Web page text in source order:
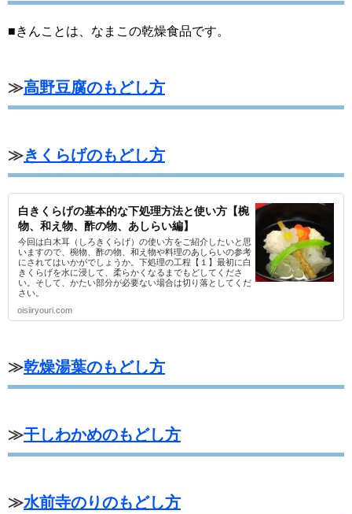
■きんことは、なまこの乾燥食品です。
≫高野豆腐のもどし方
≫きくらげのもどし方
白きくらげの基本的な下処理方法と使い方【椀
物、和え物、酢の物、あしらい編】
今回は白木耳（しろきくらげ）の使い方をご紹介したいと思
いますので、椀物、酢の物、和え物や料理のあしらいの参考
にされてはいかがでしょうか。下処理の工程【１】最初に白
きくらげを水に浸して、柔らかくなるまでもどしてくださ
い。そして、かたい部分が必要ない場合は切り落としてくだ
さい。
oisiiryouri.com
≫乾燥湯葉のもどし方
≫干しわかめのもどし方
≫水前寺のりのもどし方